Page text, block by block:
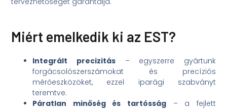
Miért emelkedik ki az EST?
Integrált precizitás– egyszerre gyártunk
forgácsolószerszámokat és precíziós
mérőeszközöket, ezzel iparági szabványt
teremtve.
Páratlan minőség és tartósság – a fejlett